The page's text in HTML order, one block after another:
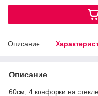
Описание
Описание
60см, 4 конфорки на